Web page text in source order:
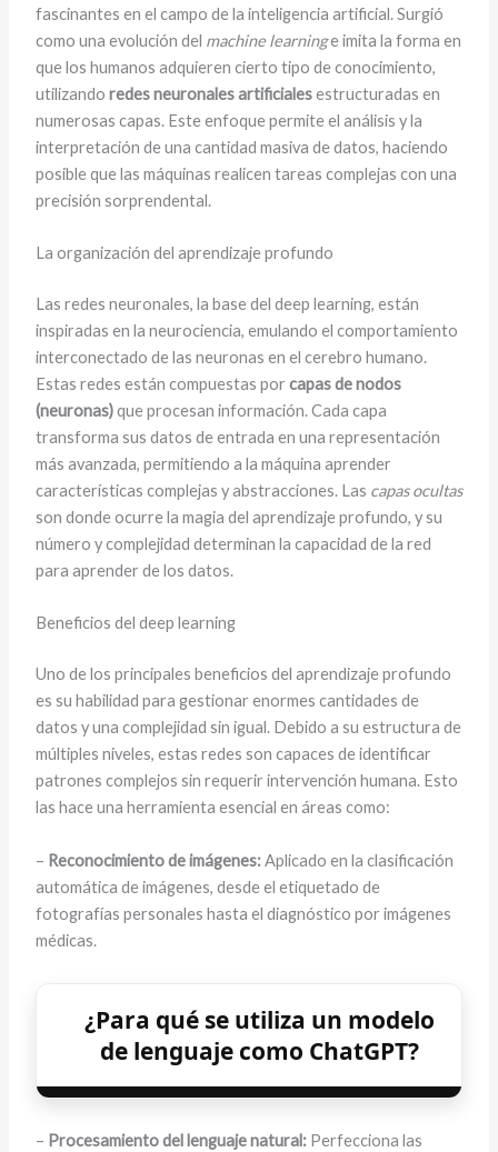
fascinantes en el campo de la inteligencia artificial. Surgió
como una evolución del machine learninge imita la forma en
que los humanos adquieren cierto tipo de conocimiento,
utilizando redes neuronales artificialesestructuradas en
numerosas capas. Este enfoque permite el análisis y la
interpretación de una cantidad masiva de datos, haciendo
posible que las máquinas realicen tareas complejas con una
precisión sorprendental.
La organización del aprendizaje profundo
Las redes neuronales, la base del deep learning, están
inspiradas en la neurociencia, emulando el comportamiento
interconectado de las neuronas en el cerebro humano.
Estas redes están compuestas por capas de nodos
(neuronas)que procesan información. Cada capa
transforma sus datos de entrada en una representación
más avanzada, permitiendo a la máquina aprender
características complejas y abstracciones. Las capas ocultas
son donde ocurre la magia del aprendizaje profundo, y su
número y complejidad determinan la capacidad de la red
para aprender de los datos.
Beneficios del deep learning
Uno de los principales beneficios del aprendizaje profundo
es su habilidad para gestionar enormes cantidades de
datos y una complejidad sin igual. Debido a su estructura de
múltiples niveles, estas redes son capaces de identificar
patrones complejos sin requerir intervención humana. Esto
las hace una herramienta esencial en áreas como:
– Reconocimiento de imágenes:Aplicado en la clasificación
automática de imágenes, desde el etiquetado de
fotografías personales hasta el diagnóstico por imágenes
médicas.
¿Para qué se utiliza un modelo
de lenguaje como ChatGPT?
– Procesamiento del lenguaje natural:Perfecciona las